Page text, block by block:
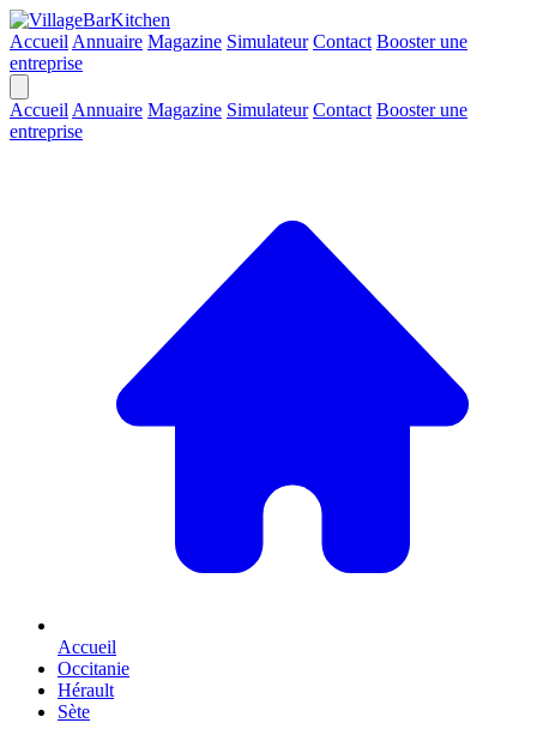
Accueil Annuaire Magazine Simulateur Contact Booster une
entreprise
Accueil Annuaire Magazine Simulateur Contact Booster une
entreprise
Accueil
Occitanie
Hérault
Sète